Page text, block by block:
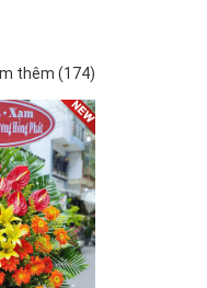
thêm (174)